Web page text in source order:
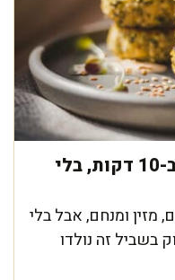
קציצות ברוקולי מפנקות ב-10 דקות, בלי
מזין ומנחם, אבל בלי
בשביל זה נולדו